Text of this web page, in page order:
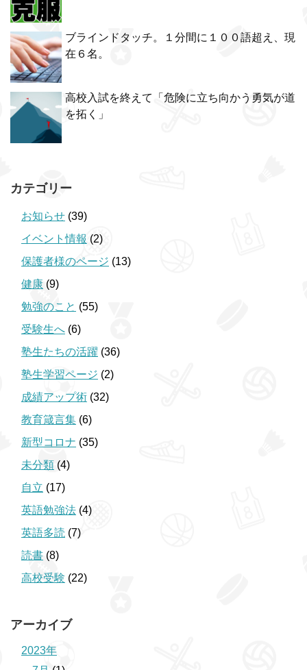
ブラインドタッチ。１分間に１００語超え、現
在６名。
高校入試を終えて「危険に立ち向かう勇気が道
を拓く」
カテゴリー
お知らせ (39)
イベント情報 (2)
保護者様のページ (13)
健康 (9)
勉強のこと (55)
受験生へ (6)
塾生たちの活躍 (36)
塾生学習ページ (2)
成績アップ術 (32)
教育箴言集 (6)
新型コロナ (35)
未分類 (4)
自立 (17)
英語勉強法 (4)
英語多読 (7)
読書 (8)
高校受験 (22)
アーカイブ
2023年